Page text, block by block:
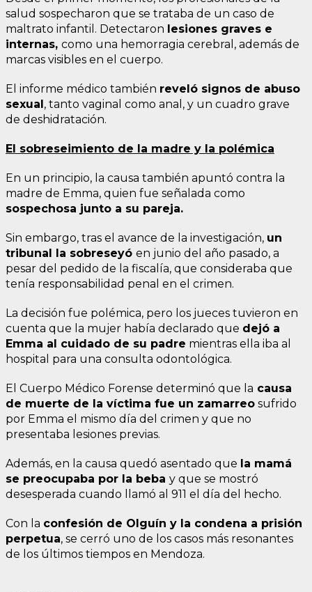
salud sospecharon que se trataba de un caso de
maltrato infantil. Detectaron lesiones graves e
internas, como una hemorragia cerebral, además de
marcas visibles en el cuerpo.
El informe médico también reveló signos de abuso
sexual, tanto vaginal como anal, y un cuadro grave
de deshidratación.
El sobreseimiento de la madre y la polémica
En un principio, la causa también apuntó contra la
madre de Emma, quien fue señalada como
sospechosa junto a su pareja.
Sin embargo, tras el avance de la investigación, un
tribunal la sobreseyó en junio del año pasado, a
pesar del pedido de la fiscalía, que consideraba que
tenía responsabilidad penal en el crimen.
La decisión fue polémica, pero los jueces tuvieron en
cuenta que la mujer había declarado que dejó a
Emma al cuidado de su padre mientras ella iba al
hospital para una consulta odontológica.
El Cuerpo Médico Forense determinó que la causa
de muerte de la víctima fue un zamarreo sufrido
por Emma el mismo día del crimen y que no
presentaba lesiones previas.
Además, en la causa quedó asentado que la mamá
se preocupaba por la beba y que se mostró
desesperada cuando llamó al 911 el día del hecho.
Con la confesión de Olguín y la condena a prisión
perpetua, se cerró uno de los casos más resonantes
de los últimos tiempos en Mendoza.